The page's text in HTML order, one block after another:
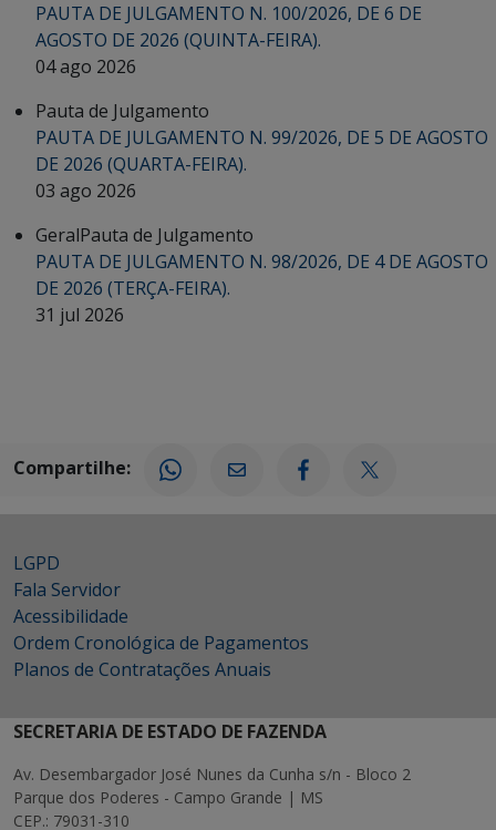
PAUTA DE JULGAMENTO N. 100/2026, DE 6 DE
AGOSTO DE 2026 (QUINTA-FEIRA).
04 ago 2026
Pauta de Julgamento
PAUTA DE JULGAMENTO N. 99/2026, DE 5 DE AGOSTO
DE 2026 (QUARTA-FEIRA).
03 ago 2026
GeralPauta de Julgamento
PAUTA DE JULGAMENTO N. 98/2026, DE 4 DE AGOSTO
DE 2026 (TERÇA-FEIRA).
31 jul 2026
Compartilhe:
LGPD
Fala Servidor
Acessibilidade
Ordem Cronológica de Pagamentos
Planos de Contratações Anuais
SECRETARIA DE ESTADO DE FAZENDA
Av. Desembargador José Nunes da Cunha s/n - Bloco 2
Parque dos Poderes - Campo Grande | MS
CEP.: 79031-310